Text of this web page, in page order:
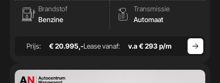
Brandstof
Benzine
Transmissie
Automaat
Prijs: € 20.995,-Lease vanaf: v.a € 293 p/m